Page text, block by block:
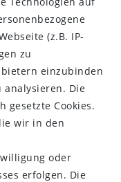
(z.B. IP-
zu
einzubinden
analysieren. Die
gesetzte Cookies.
wir in den
oder
erfolgen. Die